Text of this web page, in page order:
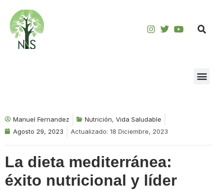
Saltar
contenido
Manuel Fernandez Nutrición, Vida Saludable
Agosto 29, 2023
Actualizado: 18 Diciembre, 2023
La dieta mediterránea:
éxito nutricional y líder